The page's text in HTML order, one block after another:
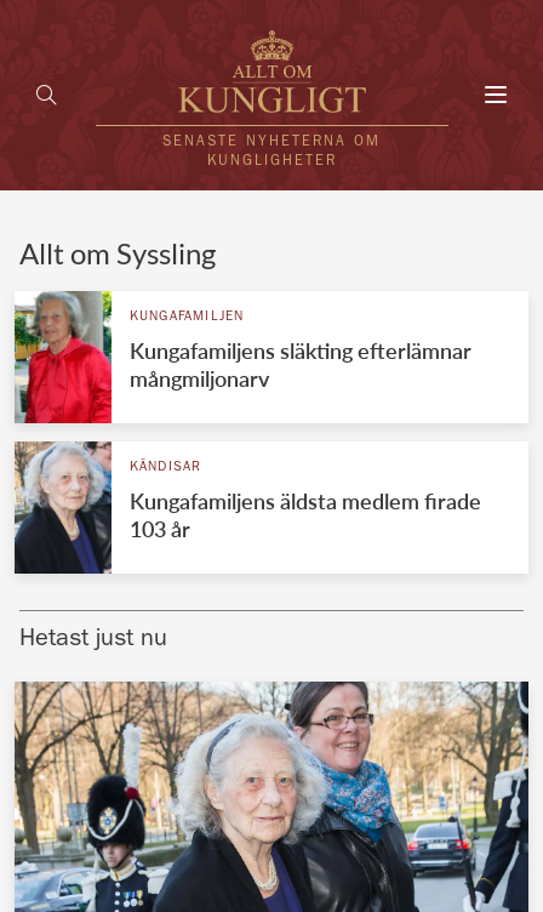
SENASTE NYHETERNA OM
KUNGLIGHETER
UTLÄNDSKT
VÄRLDENS KUNGAHUS
Svenska kungahuset
Nederländska kungahuset
Belgiska kungahuset
Jordanska kungahuset
Luxemburgska storhertighuset
Japanska kejsarhuset
REDAKTION
Allt om Syssling
KUNGAFAMILJEN
Kungafamiljens släkting efterlämnar
mångmiljonarv
KÄNDISAR
Kungafamiljens äldsta medlem firade
103 år
Hetast just nu